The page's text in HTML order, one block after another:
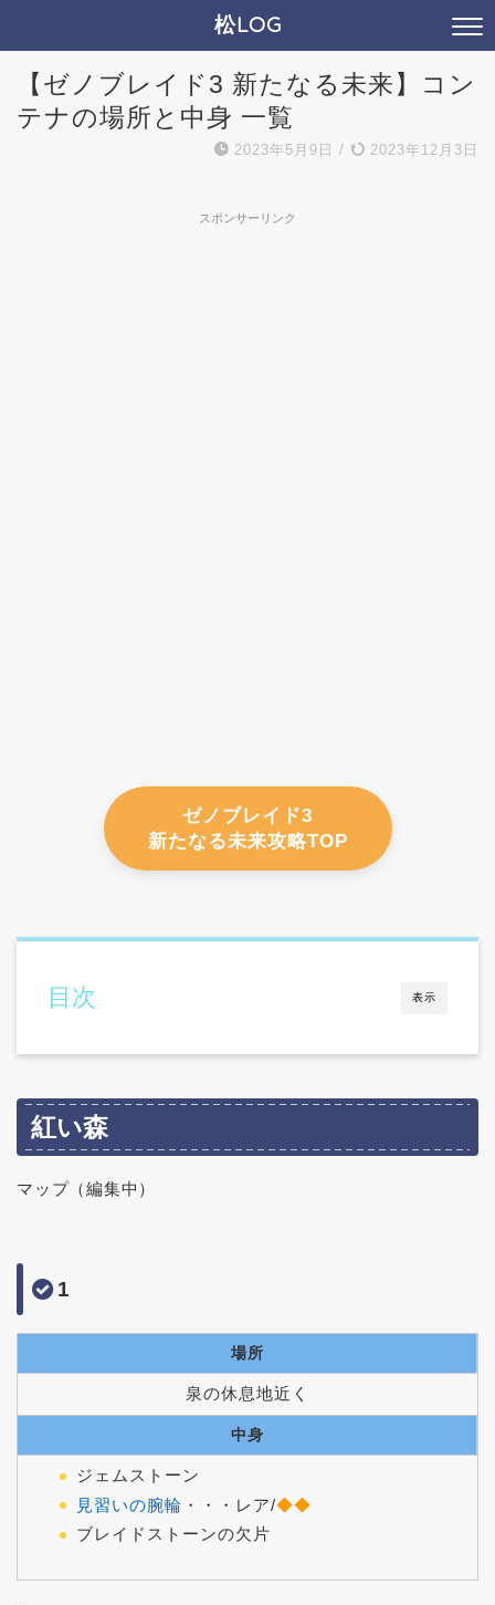
松LOG
【ゼノブレイド3 新たなる未来】コン
テナの場所と中身 一覧
2023年5月9日 / 2023年12月3日
スポンサーリンク
ゼノブレイド3
新たなる未来攻略TOP
表示
目次
紅い森
マップ（編集中）
1
場所
泉の休息地近く
中身
ジェムストーン
見習いの腕輪 ・・・レア/◆◆
ブレイドストーンの欠片